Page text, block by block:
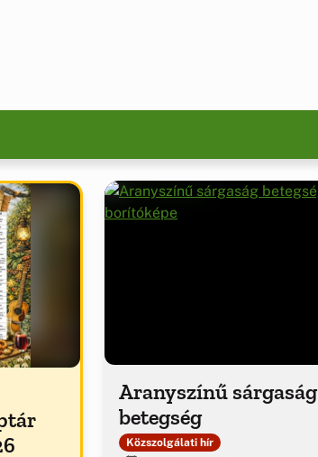
Aranyszínű sárgaság
betegség
Közszolgálati hír